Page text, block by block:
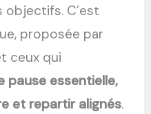
C’est
proposée par
ceux qui
pause essentielle,
et repartir alignés.